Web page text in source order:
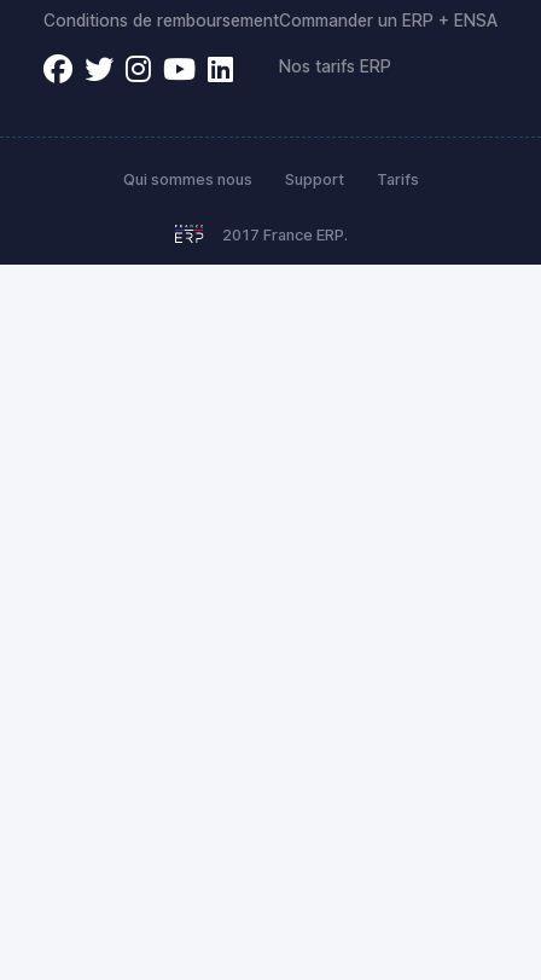
Conditions de remboursementCommander un ERP + ENSA
Nos tarifs ERP
2017 France ERP.
Qui sommes nous Support Tarifs